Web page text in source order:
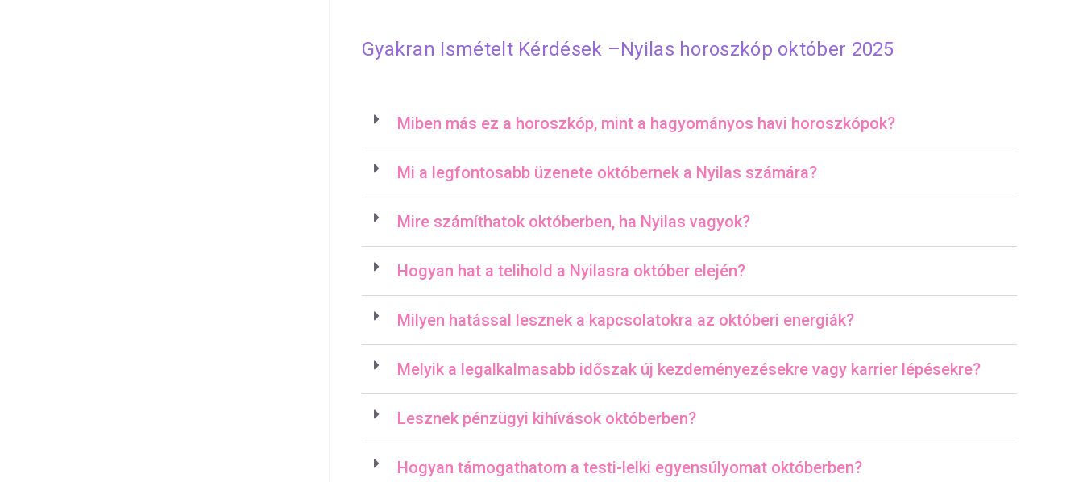
Gyakran Ismételt Kérdések –Nyilas horoszkóp október 2025
Miben más ez a horoszkóp, mint a hagyományos havi horoszkópok?
Mi a legfontosabb üzenete októbernek a Nyilas számára?
Mire számíthatok októberben, ha Nyilas vagyok?
Hogyan hat a telihold a Nyilasra október elején?
Milyen hatással lesznek a kapcsolatokra az októberi energiák?
Melyik a legalkalmasabb időszak új kezdeményezésekre vagy karrier lépésekre?
Lesznek pénzügyi kihívások októberben?
Hogyan támogathatom a testi-lelki egyensúlyomat októberben?